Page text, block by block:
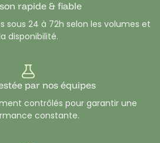
rapide & fiable
sous 24 à 72h selon les volumes et
disponibilité.
par nos équipes
contrôlés pour garantir une
constante.